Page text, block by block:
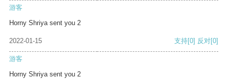
游客
Horny Shriya sent you 2
2022-01-15 支持[0] 反对[0]
游客
Horny Shriya sent you 2